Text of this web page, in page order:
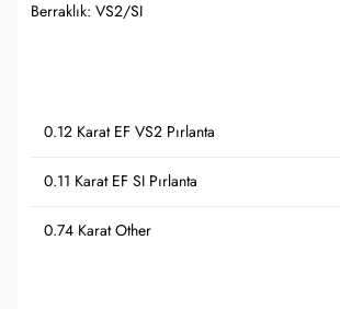
Berraklık: VS2/SI
0.12 Karat EF VS2 Pırlanta
0.11 Karat EF SI Pırlanta
0.74 Karat Other